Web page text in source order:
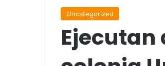
Uncategorized
Ejecutan